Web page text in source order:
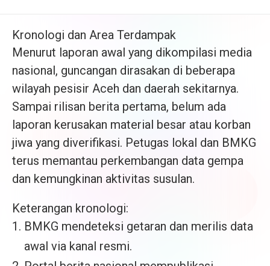
Kronologi dan Area Terdampak
Menurut laporan awal yang dikompilasi media
nasional, guncangan dirasakan di beberapa
wilayah pesisir Aceh dan daerah sekitarnya.
Sampai rilisan berita pertama, belum ada
laporan kerusakan material besar atau korban
jiwa yang diverifikasi. Petugas lokal dan BMKG
terus memantau perkembangan data gempa
dan kemungkinan aktivitas susulan.
Keterangan kronologi:
BMKG mendeteksi getaran dan merilis data
awal via kanal resmi.